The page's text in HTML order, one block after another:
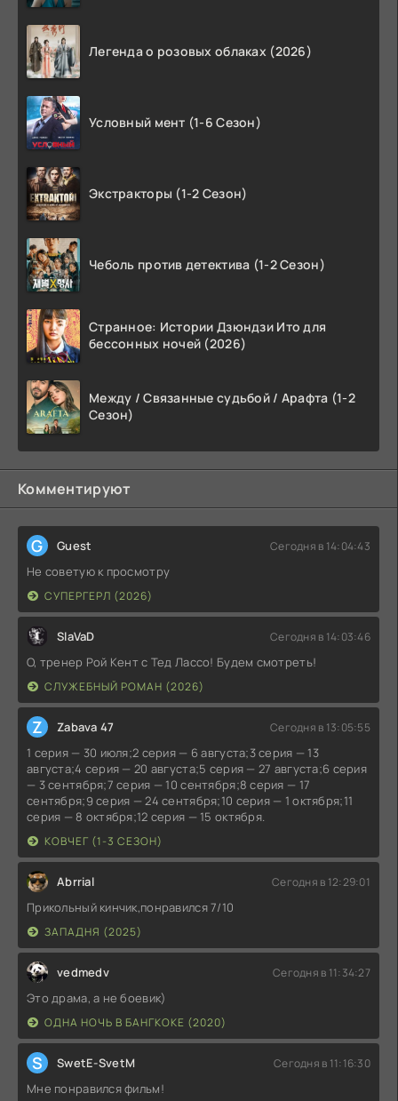
Легенда о розовых облаках (2026)
Условный мент (1-6 Сезон)
Экстракторы (1-2 Сезон)
Чеболь против детектива (1-2 Сезон)
Странное: Истории Дзюндзи Ито для
бессонных ночей (2026)
Между / Связанные судьбой / Арафта (1-2
Сезон)
Комментируют
G Guest Сегодня в 14:04:43
Не советую к просмотру
СУПЕРГЕРЛ (2026)
SlaVaD Сегодня в 14:03:46
О, тренер Рой Кент с Тед Лассо! Будем смотреть!
СЛУЖЕБНЫЙ РОМАН (2026)
Z Zabava 47 Сегодня в 13:05:55
1 серия — 30 июля;2 серия — 6 августа;3 серия — 13
августа;4 серия — 20 августа;5 серия — 27 августа;6 серия
— 3 сентября;7 серия — 10 сентября;8 серия — 17
сентября;9 серия — 24 сентября;10 серия — 1 октября;11
серия — 8 октября;12 серия — 15 октября.
КОВЧЕГ (1-3 СЕЗОН)
Abrrial Сегодня в 12:29:01
Прикольный кинчик,понравился 7/10
ЗАПАДНЯ (2025)
vedmedv Сегодня в 11:34:27
Это драма, а не боевик)
ОДНА НОЧЬ В БАНГКОКЕ (2020)
S SwetE-SvetM Сегодня в 11:16:30
Мне понравился фильм!